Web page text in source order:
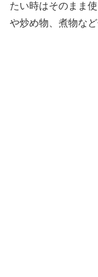
たい時はそのまま
や炒め物、煮物な